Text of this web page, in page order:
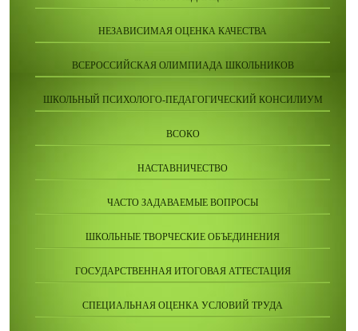
НЕЗАВИСИМАЯ ОЦЕНКА КАЧЕСТВА
ВСЕРОССИЙСКАЯ ОЛИМПИАДА ШКОЛЬНИКОВ
ШКОЛЬНЫЙ ПСИХОЛОГО-ПЕДАГОГИЧЕСКИЙ КОНСИЛИУМ
ВСОКО
НАСТАВНИЧЕСТВО
ЧАСТО ЗАДАВАЕМЫЕ ВОПРОСЫ
ШКОЛЬНЫЕ ТВОРЧЕСКИЕ ОБЪЕДИНЕНИЯ
ГОСУДАРСТВЕННАЯ ИТОГОВАЯ АТТЕСТАЦИЯ
СПЕЦИАЛЬНАЯ ОЦЕНКА УСЛОВИЙ ТРУДА